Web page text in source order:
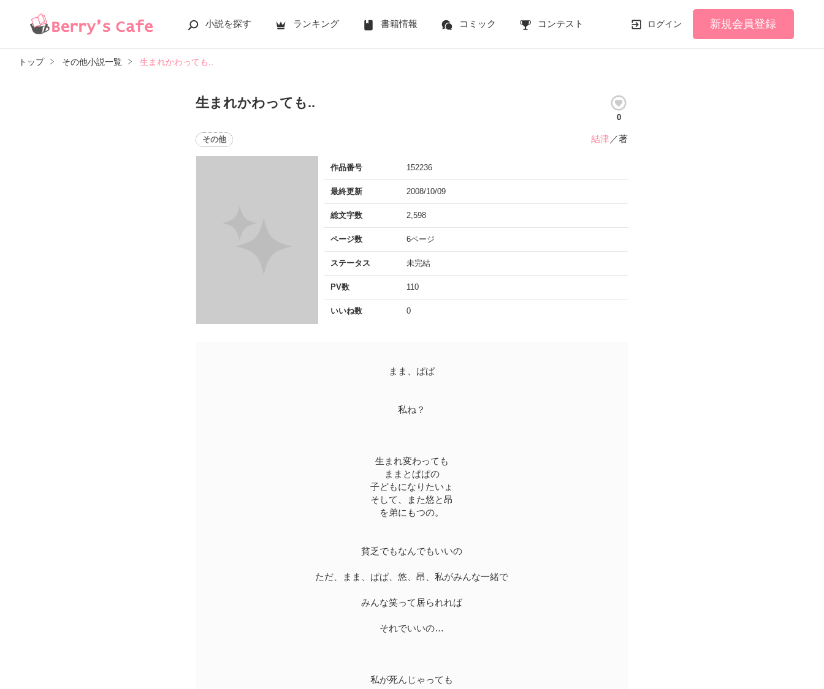
小説を探す ランキング 書籍情報 コミック コンテスト ログイン 新規会員登録
トップ その他小説一覧 生まれかわっても..
生まれかわっても..
0
その他 結津／著
作品番号 152236
最終更新 2008/10/09
総文字数 2,598
ページ数 6ページ
ステータス 未完結
PV数 110
いいね数 0
まま、ぱぱ
私ね？
生まれ変わっても
ままとぱぱの
子どもになりたいょ
そして、また悠と昂
を弟にもつの。
貧乏でもなんでもいいの
ただ、まま、ぱぱ、悠、昂、私がみんな一緒で
みんな笑って居られれば
それでいいの…
私が死んじゃっても